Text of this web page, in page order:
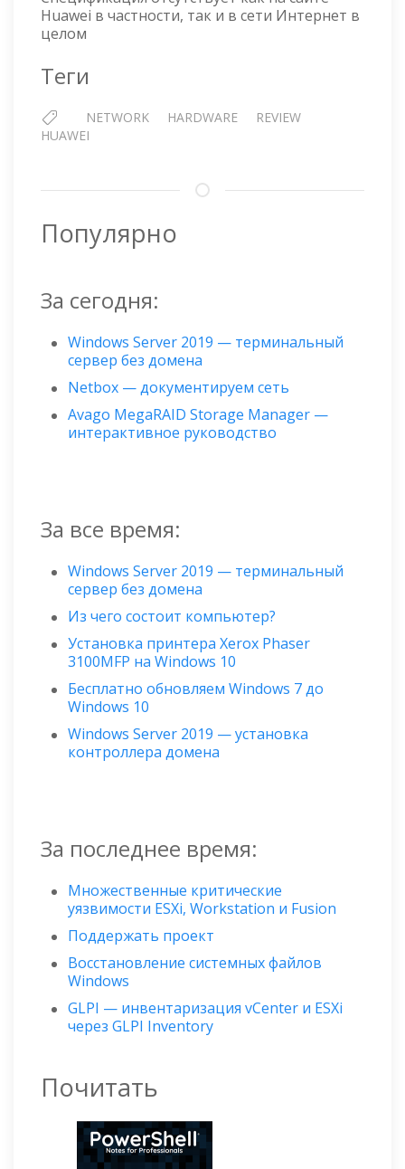
45
Huawei в частности, так и в сети Интернет в
целом
Теги
NETWORK HARDWARE
REVIEW
HUAWEI
Популярно
За сегодня:
Windows Server 2019 — терминальный
сервер без домена
Netbox — документируем сеть
Avago MegaRAID Storage Manager —
интерактивное руководство
За все время:
Windows Server 2019 — терминальный
сервер без домена
Из чего состоит компьютер?
Установка принтера Xerox Phaser
3100MFP на Windows 10
Бесплатно обновляем Windows 7 до
Windows 10
Windows Server 2019 — установка
контроллера домена
За последнее время:
Множественные критические
уязвимости ESXi, Workstation и Fusion
Поддержать проект
Восстановление системных файлов
Windows
GLPI — инвентаризация vCenter и ESXi
через GLPI Inventory
Почитать